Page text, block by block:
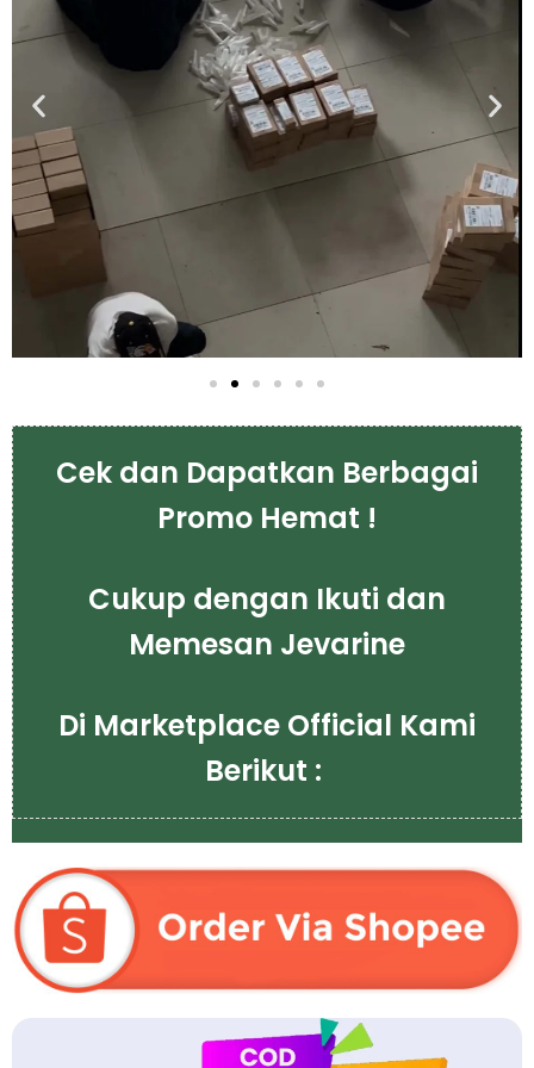
Cek dan Dapatkan Berbagai
Promo Hemat !
Cukup dengan Ikuti dan
Memesan Jevarine
Di Marketplace Official Kami
Berikut :